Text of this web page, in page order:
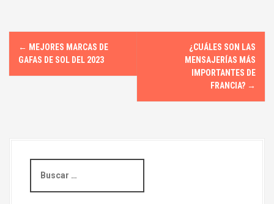
N← MEJORES MARCAS DE
GAFAS DE SOL DEL 2023
¿CUÁLES SON LAS
MENSAJERÍAS MÁS
IMPORTANTES DE
FRANCIA? →
s